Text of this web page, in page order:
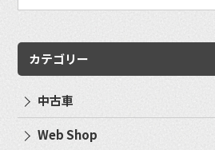
カテゴリー
中古車
Web Shop